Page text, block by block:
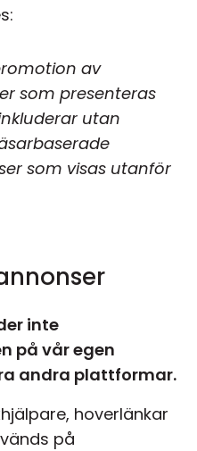
av
som presenteras
utan
som visas utanför
inte
på vår egen
andra plattformar.
hoverlänkar
på